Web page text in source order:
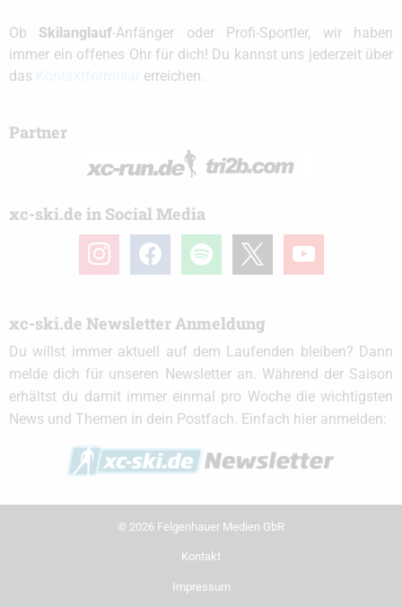
Ob Skilanglauf-Anfänger oder Profi-Sportler, wir haben
immer ein offenes Ohr für dich! Du kannst uns jederzeit über
das
erreichen.
Partner
xc-ski.de in Social Media
instagramfacebook spotify youtube
xc-ski.de Newsletter Anmeldung
Du willst immer aktuell auf dem Laufenden bleiben? Dann
melde dich für unseren Newsletter an. Während der Saison
erhältst du damit immer einmal pro Woche die wichtigsten
News und Themen in dein Postfach. Einfach hier anmelden:
© 2026 Felgenhauer Medien GbR
Kontakt
Impressum